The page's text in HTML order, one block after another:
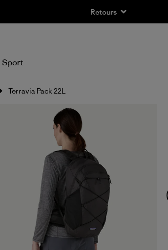
Retours
Sport
Terravia Pack 22L